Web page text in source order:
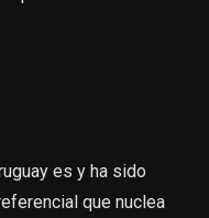
es y ha sido
que nuclea